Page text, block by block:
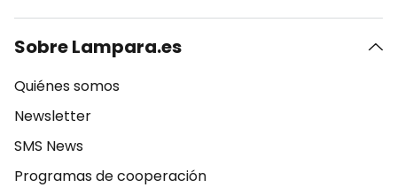
Sobre Lampara.es
Quiénes somos
Newsletter
SMS News
Programas de cooperación